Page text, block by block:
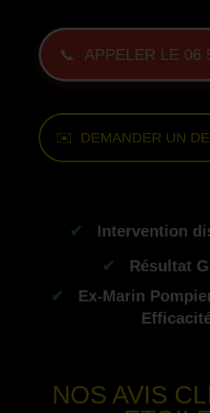
📞 APPELER LE 06
✉️ DEMANDER UN
✔
Intervention
✔
Résultat
✔
Ex-Marin
NOS AVIS